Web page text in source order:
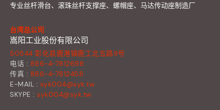
专业丝杆滑台、滚珠丝杆支撑座、螺帽座、马达传动座制造厂
台湾总公司
嵩阳工业股份有限公司
50544 彰化县鹿港镇鹿工北五路9号
电话 : 886-4-7812698
传真 : 886-4-7812458
E-MAIL : syk004@syk.tw
SKYPE : syk004@syk.tw